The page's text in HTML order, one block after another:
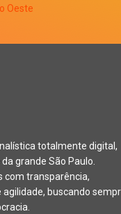
totalmente digital,
grande São Paulo.
com transparência,
buscando